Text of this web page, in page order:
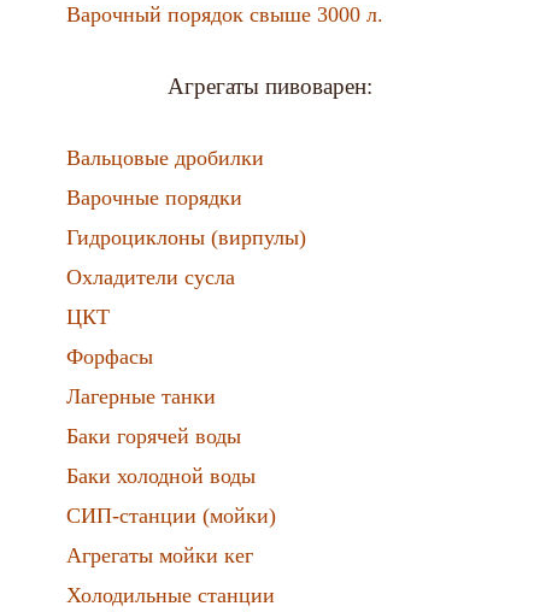
Варочный порядок свыше 3000 л.
Агрегаты пивоварен:
Вальцовые дробилки
Варочные порядки
Гидроциклоны (вирпулы)
Охладители сусла
ЦКТ
Форфасы
Лагерные танки
Баки горячей воды
Баки холодной воды
СИП-станции (мойки)
Агрегаты мойки кег
Холодильные станции